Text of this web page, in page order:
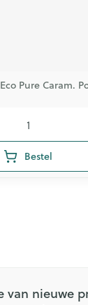
Pure Caram.
Bestel
van nieuwe